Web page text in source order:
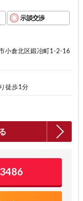
示談交渉
小倉北区鍛冶町1-2-16
徒歩1分